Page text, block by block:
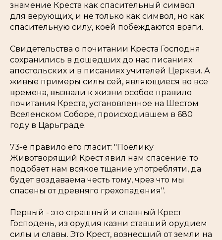
знамение Креста как спасительный символ
для верующих, и не только как символ, но как
спасительную силу, коей побеждаются враги.
Свидетельства о почитании Креста Господня
сохранились в дошедших до нас писаниях
апостольских и в писаниях учителей Церкви. А
живые примеры силы сей, являющиеся во все
времена, вызвали к жизни особое правило
почитания Креста, установленное на Шестом
Вселенском Соборе, происходившем в 680
году в Царьграде.
73-е правило его гласит: "Поелику
Животворящий Крест явил нам спасение: то
подобает нам всякое тщание употребляти, да
будет воздаваема честь тому, чрез что мы
спасены от древняго грехопадения".
Первый - это страшный и славный Крест
Господень, из орудия казни ставший орудием
силы и славы. Это Крест, вознесший от земли на